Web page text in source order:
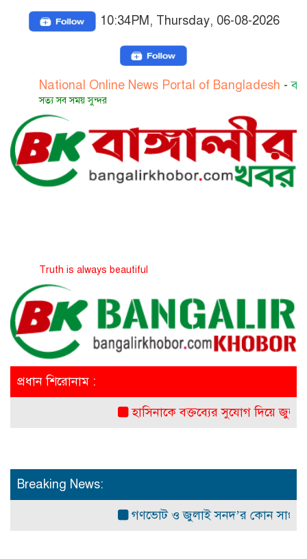
10:34PM, Thursday, 06-08-2026
Online News Portal of Bangladesh-
সব সময় সুন্দর
is always beautiful
প্রধান শিরোনাম :
হাসিনাকে বক্তব্যের সুযোগ দিয়ে জুলাই
Breaking News:
গণভোট ও জুলাই সনদ’র কোন